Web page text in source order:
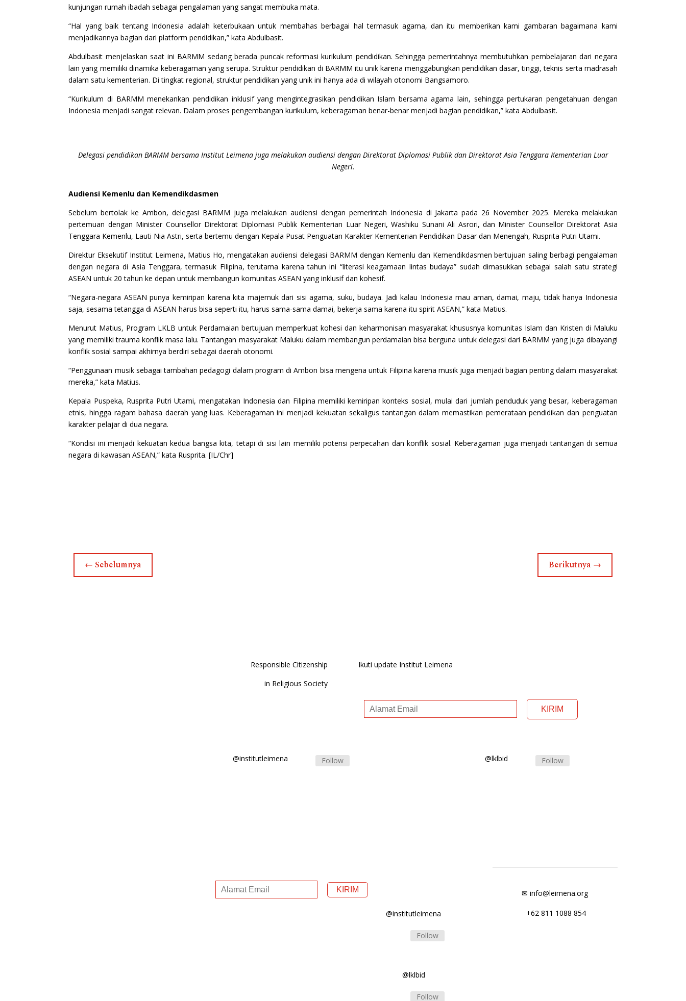
kunjungan rumah ibadah sebagai pengalaman yang sangat membuka mata.
“Hal yang baik tentang Indonesia adalah keterbukaan untuk membahas berbagai hal termasuk agama, dan itu memberikan kami gambaran bagaimana kami
menjadikannya bagian dari platform pendidikan,” kata Abdulbasit.
Abdulbasit menjelaskan saat ini BARMM sedang berada puncak reformasi kurikulum pendidikan. Sehingga pemerintahnya membutuhkan pembelajaran dari negara
lain yang memiliki dinamika keberagaman yang serupa. Struktur pendidikan di BARMM itu unik karena menggabungkan pendidikan dasar, tinggi, teknis serta madrasah
dalam satu kementerian. Di tingkat regional, struktur pendidikan yang unik ini hanya ada di wilayah otonomi Bangsamoro.
“Kurikulum di BARMM menekankan pendidikan inklusif yang mengintegrasikan pendidikan Islam bersama agama lain, sehingga pertukaran pengetahuan dengan
Indonesia menjadi sangat relevan. Dalam proses pengembangan kurikulum, keberagaman benar-benar menjadi bagian pendidikan,” kata Abdulbasit.
Delegasi pendidikan BARMM bersama Institut Leimena juga melakukan audiensi dengan Direktorat Diplomasi Publik dan Direktorat Asia Tenggara Kementerian Luar
Negeri.
Audiensi Kemenlu dan Kemendikdasmen
Sebelum bertolak ke Ambon, delegasi BARMM juga melakukan audiensi dengan pemerintah Indonesia di Jakarta pada 26 November 2025. Mereka melakukan
pertemuan dengan Minister Counsellor Direktorat Diplomasi Publik Kementerian Luar Negeri, Washiku Sunani Ali Asrori, dan Minister Counsellor Direktorat Asia
Tenggara Kemenlu, Lauti Nia Astri, serta bertemu dengan Kepala Pusat Penguatan Karakter Kementerian Pendidikan Dasar dan Menengah, Rusprita Putri Utami.
Direktur Eksekutif Institut Leimena, Matius Ho, mengatakan audiensi delegasi BARMM dengan Kemenlu dan Kemendikdasmen bertujuan saling berbagi pengalaman
dengan negara di Asia Tenggara, termasuk Filipina, terutama karena tahun ini “literasi keagamaan lintas budaya” sudah dimasukkan sebagai salah satu strategi
ASEAN untuk 20 tahun ke depan untuk membangun komunitas ASEAN yang inklusif dan kohesif.
“Negara-negara ASEAN punya kemiripan karena kita majemuk dari sisi agama, suku, budaya. Jadi kalau Indonesia mau aman, damai, maju, tidak hanya Indonesia
saja, sesama tetangga di ASEAN harus bisa seperti itu, harus sama-sama damai, bekerja sama karena itu spirit ASEAN,” kata Matius.
Menurut Matius, Program LKLB untuk Perdamaian bertujuan memperkuat kohesi dan keharmonisan masyarakat khususnya komunitas Islam dan Kristen di Maluku
yang memiliki trauma konflik masa lalu. Tantangan masyarakat Maluku dalam membangun perdamaian bisa berguna untuk delegasi dari BARMM yang juga dibayangi
konflik sosial sampai akhirnya berdiri sebagai daerah otonomi.
“Penggunaan musik sebagai tambahan pedagogi dalam program di Ambon bisa mengena untuk Filipina karena musik juga menjadi bagian penting dalam masyarakat
mereka,” kata Matius.
Kepala Puspeka, Rusprita Putri Utami, mengatakan Indonesia dan Filipina memiliki kemiripan konteks sosial, mulai dari jumlah penduduk yang besar, keberagaman
etnis, hingga ragam bahasa daerah yang luas. Keberagaman ini menjadi kekuatan sekaligus tantangan dalam memastikan pemerataan pendidikan dan penguatan
karakter pelajar di dua negara.
“Kondisi ini menjadi kekuatan kedua bangsa kita, tetapi di sisi lain memiliki potensi perpecahan dan konflik sosial. Keberagaman juga menjadi tantangan di semua
negara di kawasan ASEAN,” kata Rusprita. [IL/Chr]
←Sebelumnya Berikutnya→
Responsible Citizenship
in Religious Society
Ikuti update Institut Leimena
@institutleimena Follow @lklbid Follow
@institutleimena
Follow
@lklbid
Follow
✉ info@leimena.org
+62 811 1088 854